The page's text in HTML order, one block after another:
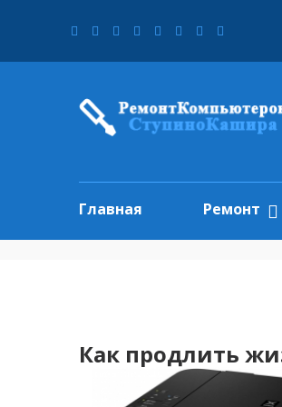
Главная Ремонт
Как продлить